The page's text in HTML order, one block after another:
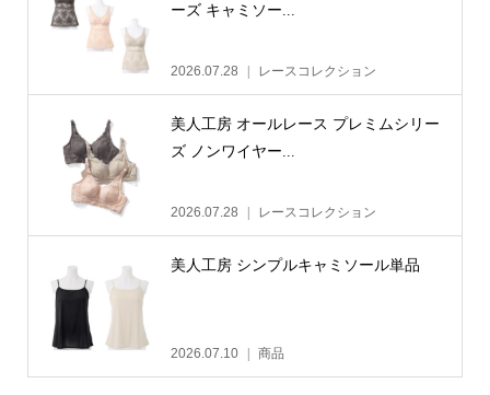
ーズ キャミソー...
2026.07.28 レースコレクション
美人工房 オールレース プレミムシリー
ズ ノンワイヤー...
2026.07.28 レースコレクション
美人工房 シンプルキャミソール単品
2026.07.10 商品